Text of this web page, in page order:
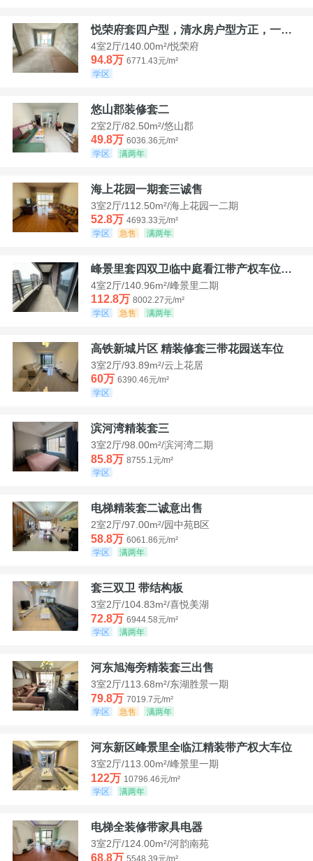
悦荣府套四户型，清水房户型方正，一口价94，8
4室2厅/140.00m²/悦荣府
94.8万 6771.43元/m²
学区
悠山郡装修套二
2室2厅/82.50m²/悠山郡
49.8万 6036.36元/m²
学区
满两年
海上花园一期套三诚售
3室2厅/112.50m²/海上花园一二期
52.8万 4693.33元/m²
学区
急售 满两年
峰景里套四双卫临中庭看江带产权车位诚售
4室2厅/140.96m²/峰景里二期
112.8万 8002.27元/m²
学区
急售 满两年
高铁新城片区 精装修套三带花园送车位
3室2厅/93.89m²/云上花居
60万 6390.46元/m²
学区
滨河湾精装套三
3室2厅/98.00m²/滨河湾二期
85.8万 8755.1元/m²
学区
电梯精装套二诚意出售
2室2厅/97.00m²/园中苑B区
58.8万 6061.86元/m²
学区
满两年
套三双卫 带结构板
3室2厅/104.83m²/喜悦美湖
72.8万 6944.58元/m²
学区
满两年
河东旭海旁精装套三出售
3室2厅/113.68m²/东湖胜景一期
79.8万 7019.7元/m²
学区
急售 满两年
河东新区峰景里全临江精装带产权大车位
3室2厅/113.00m²/峰景里一期
122万 10796.46元/m²
学区
满两年
电梯全装修带家具电器
3室2厅/124.00m²/河韵南苑
68.8万 5548.39元/m²